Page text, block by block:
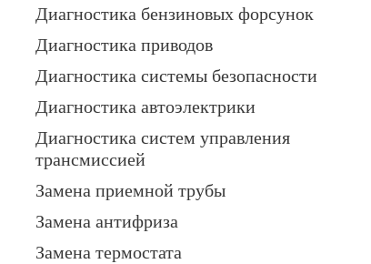
Диагностика бензиновых форсунок
Диагностика приводов
Диагностика системы безопасности
Диагностика автоэлектрики
Диагностика систем управления
трансмиссией
Замена приемной трубы
Замена антифриза
Замена термостата